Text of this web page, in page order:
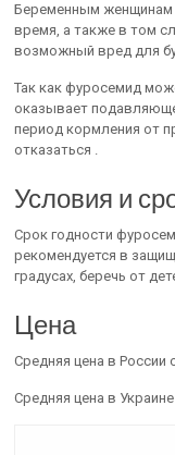
Беременным женщинам
время, а также в том
возможный вред для
Так как фуросемид
оказывает
период кормления от
отказаться .
Условия и
Срок годности
рекомендуется в
градусах, беречь от
Цена
Средняя цена в России
Средняя цена в